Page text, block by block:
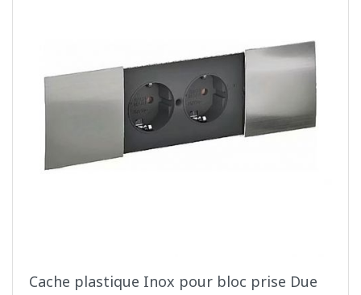
Cache plastique Inox pour bloc prise Due